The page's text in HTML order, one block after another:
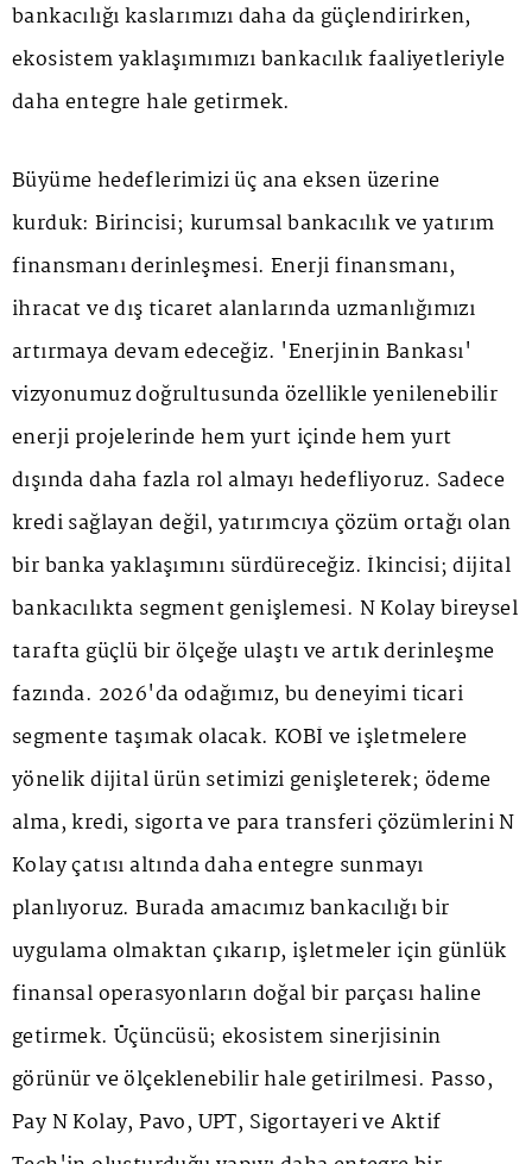
bankacılığı kaslarımızı daha da güçlendirirken,
ekosistem yaklaşımımızı bankacılık faaliyetleriyle
daha entegre hale getirmek.
Büyüme hedeflerimizi üç ana eksen üzerine
kurduk: Birincisi; kurumsal bankacılık ve yatırım
finansmanı derinleşmesi. Enerji finansmanı,
ihracat ve dış ticaret alanlarında uzmanlığımızı
artırmaya devam edeceğiz. 'Enerjinin Bankası'
vizyonumuz doğrultusunda özellikle yenilenebilir
enerji projelerinde hem yurt içinde hem yurt
dışında daha fazla rol almayı hedefliyoruz. Sadece
kredi sağlayan değil, yatırımcıya çözüm ortağı olan
bir banka yaklaşımını sürdüreceğiz. İkincisi; dijital
bankacılıkta segment genişlemesi. N Kolay bireysel
tarafta güçlü bir ölçeğe ulaştı ve artık derinleşme
fazında. 2026'da odağımız, bu deneyimi ticari
segmente taşımak olacak. KOBİ ve işletmelere
yönelik dijital ürün setimizi genişleterek; ödeme
alma, kredi, sigorta ve para transferi çözümlerini N
Kolay çatısı altında daha entegre sunmayı
planlıyoruz. Burada amacımız bankacılığı bir
uygulama olmaktan çıkarıp, işletmeler için günlük
finansal operasyonların doğal bir parçası haline
getirmek. Üçüncüsü; ekosistem sinerjisinin
görünür ve ölçeklenebilir hale getirilmesi. Passo,
Pay N Kolay, Pavo, UPT, Sigortayeri ve Aktif